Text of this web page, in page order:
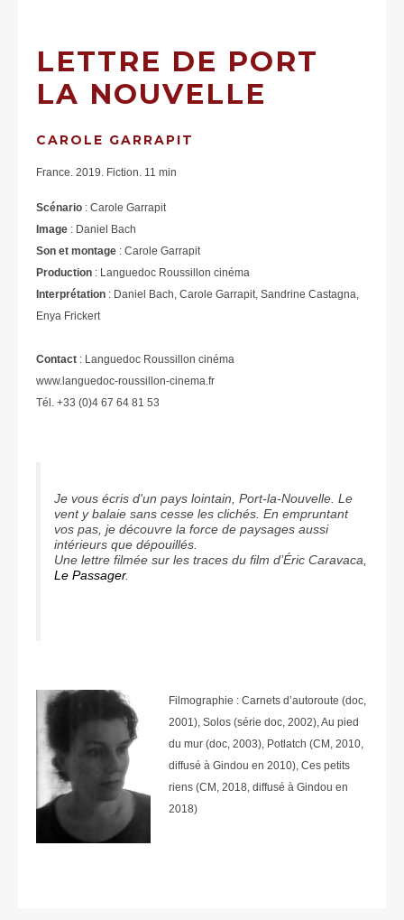
LETTRE DE PORT
LA NOUVELLE
CAROLE GARRAPIT
France. 2019. Fiction. 11 min
Scénario : Carole Garrapit
Image : Daniel Bach
Son et montage : Carole Garrapit
Production : Languedoc Roussillon cinéma
Interprétation : Daniel Bach, Carole Garrapit, Sandrine Castagna,
Enya Frickert
Contact : Languedoc Roussillon cinéma
www.languedoc-roussillon-cinema.fr
Tél. +33 (0)4 67 64 81 53
Je vous écris d'un pays lointain, Port-la-Nouvelle. Le
vent y balaie sans cesse les clichés. En empruntant
vos pas, je découvre la force de paysages aussi
intérieurs que dépouillés.
Une lettre filmée sur les traces du film d’Éric Caravaca,
Le Passager.
Filmographie : Carnets d’autoroute (doc,
2001), Solos (série doc, 2002), Au pied
du mur (doc, 2003), Potlatch (CM, 2010,
diffusé à Gindou en 2010), Ces petits
riens (CM, 2018, diffusé à Gindou en
2018)